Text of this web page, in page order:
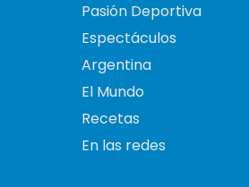
Pasión Deportiva
Espectáculos
Argentina
El Mundo
Recetas
En las redes